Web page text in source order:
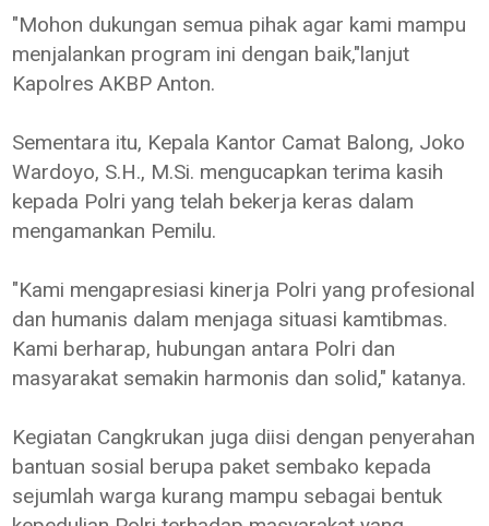
"Mohon dukungan semua pihak agar kami mampu
menjalankan program ini dengan baik,"lanjut
Kapolres AKBP Anton.
Sementara itu, Kepala Kantor Camat Balong, Joko
Wardoyo, S.H., M.Si. mengucapkan terima kasih
kepada Polri yang telah bekerja keras dalam
mengamankan Pemilu.
"Kami mengapresiasi kinerja Polri yang profesional
dan humanis dalam menjaga situasi kamtibmas.
Kami berharap, hubungan antara Polri dan
masyarakat semakin harmonis dan solid," katanya.
Kegiatan Cangkrukan juga diisi dengan penyerahan
bantuan sosial berupa paket sembako kepada
sejumlah warga kurang mampu sebagai bentuk